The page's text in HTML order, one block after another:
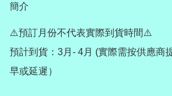
簡介
⚠️預訂月份不代表實際到貨時間⚠️
預計到貨：3月- 4月 (實際需按供應商
早或延遲）